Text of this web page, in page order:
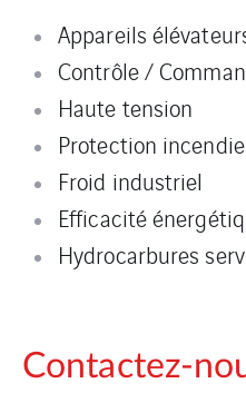
Appareils
Contrôle /
Haute tension
Protection incendie
Froid industriel
Efficacité
Hydrocarbures
Contactez-